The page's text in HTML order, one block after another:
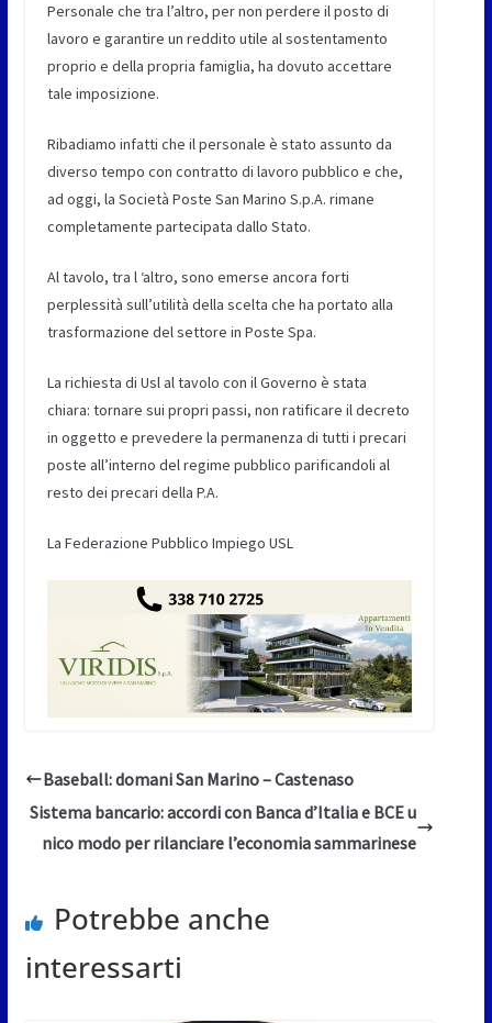
Personale che tra l’altro, per non perdere il posto di
lavoro e garantire un reddito utile al sostentamento
proprio e della propria famiglia, ha dovuto accettare
tale imposizione.
Ribadiamo infatti che il personale è stato assunto da
diverso tempo con contratto di lavoro pubblico e che,
ad oggi, la Società Poste San Marino S.p.A. rimane
completamente partecipata dallo Stato.
Al tavolo, tra l ‘altro, sono emerse ancora forti
perplessità sull’utilità della scelta che ha portato alla
trasformazione del settore in Poste Spa.
La richiesta di Usl al tavolo con il Governo è stata
chiara: tornare sui propri passi, non ratificare il decreto
in oggetto e prevedere la permanenza di tutti i precari
poste all’interno del regime pubblico parificandoli al
resto dei precari della P.A.
La Federazione Pubblico Impiego USL
Baseball: domani San Marino – Castenaso
Sistema bancario: accordi con Banca d’Italia e BCE u
nico modo per rilanciare l’economia sammarinese
Potrebbe anche
interessarti